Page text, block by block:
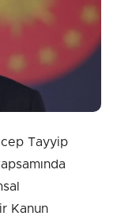
Tayyip
Kanun